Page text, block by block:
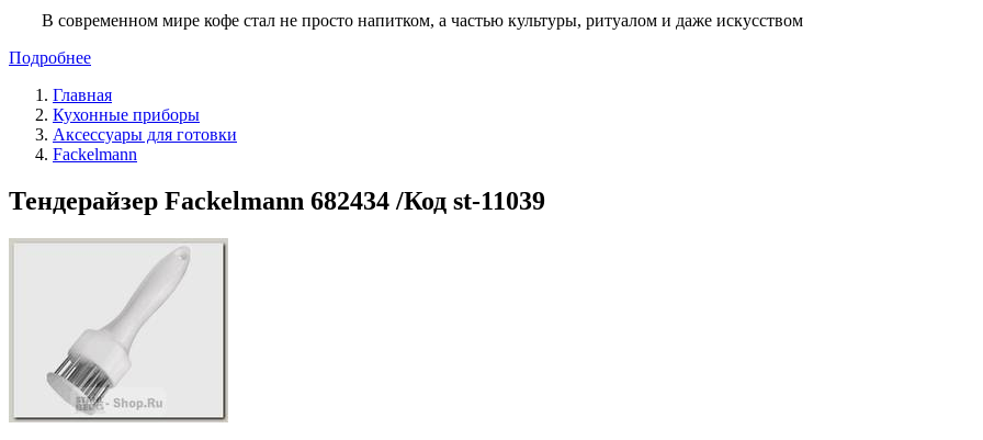
В современном мире кофе стал не просто напитком, а частью культуры, ритуалом и даже искусством
Подробнее
Главная
Кухонные приборы
Аксессуары для готовки
Fackelmann
Тендерайзер Fackelmann 682434 /Код st-11039